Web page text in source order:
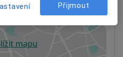
695 04
mapu
se otevře v nové záložce
Přijmout